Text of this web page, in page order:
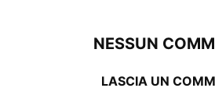
NESSUN
LASCIA UN